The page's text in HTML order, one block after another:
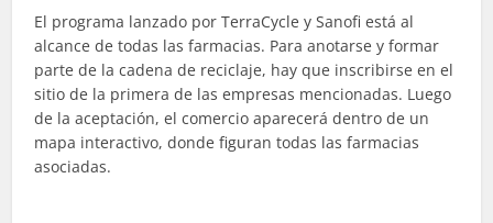
El programa lanzado porTerraCycle y Sanofi está al
alcance de todas las farmacias. Para anotarse y formar
parte de la cadena de reciclaje, hay que inscribirse en el
sitio de la primera de las empresas mencionadas. Luego
de la aceptación, el comercio aparecerá dentro de un
mapa interactivo, donde figuran todas las farmacias
asociadas.